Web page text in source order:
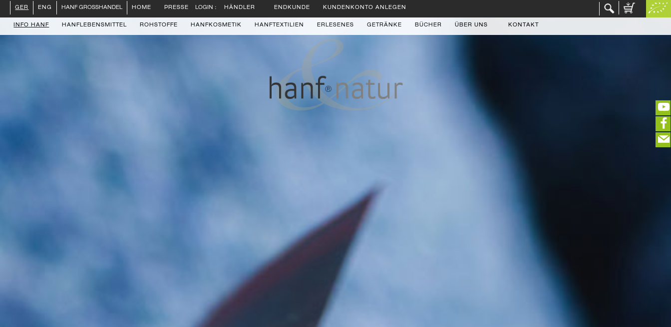
GER ENG HANF GROSSHANDEL HOME PRESSE LOGIN : HÄNDLER ENDKUNDE KUNDENKONTO ANLEGEN
INFO HANF HANFLEBENSMITTEL ROHSTOFFE HANFKOSMETIK HANFTEXTILIEN ERLESENES GETRÄNKE BÜCHER ÜBER UNS KONTAKT